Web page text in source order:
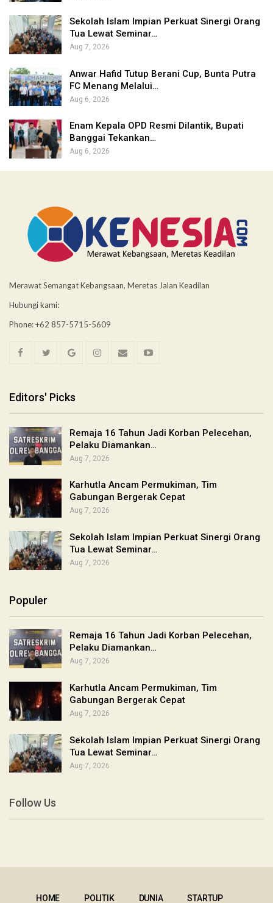
Sekolah Islam Impian Perkuat Sinergi Orang
Tua Lewat Seminar…
Aug 7, 2026
Anwar Hafid Tutup Berani Cup, Bunta Putra
FC Menang Melalui…
Aug 6, 2026
Enam Kepala OPD Resmi Dilantik, Bupati
Banggai Tekankan…
Aug 6, 2026
Merawat Semangat Kebangsaan, Meretas Jalan Keadilan
Hubungi kami:
Phone: +62 857-5715-5609
Editors' Picks
Remaja 16 Tahun Jadi Korban Pelecehan,
Pelaku Diamankan…
Aug 7, 2026
Karhutla Ancam Permukiman, Tim
Gabungan Bergerak Cepat
Aug 7, 2026
Sekolah Islam Impian Perkuat Sinergi Orang
Tua Lewat Seminar…
Aug 7, 2026
Populer
Remaja 16 Tahun Jadi Korban Pelecehan,
Pelaku Diamankan…
Aug 7, 2026
Karhutla Ancam Permukiman, Tim
Gabungan Bergerak Cepat
Aug 7, 2026
Sekolah Islam Impian Perkuat Sinergi Orang
Tua Lewat Seminar…
Aug 7, 2026
Follow Us
HOME POLITIK DUNIA STARTUP